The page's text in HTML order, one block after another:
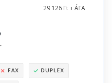
29 126 Ft + ÁFA
FAX DUPLEX